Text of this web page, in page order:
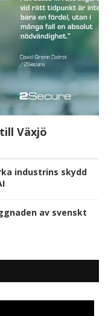
Växjö
industrins skydd
av svenskt